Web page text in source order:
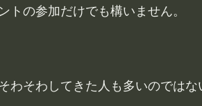
トの参加だけでも構いません。
そわしてきた人も多いのではな